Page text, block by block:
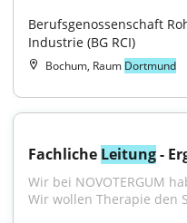
Berufsgenossenschaft
Industrie (BG RCI)
Bochum, Raum Dortmund
Fachliche Leitung -
Wir bei NOVOTERGUM
Wir wollen Therapie den